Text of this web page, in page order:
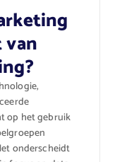
op het gebruik
onderscheidt